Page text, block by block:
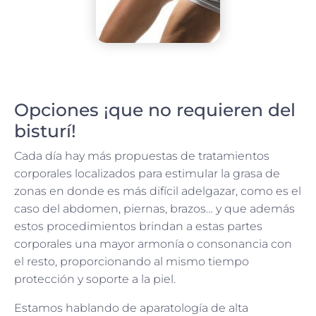
Opciones ¡que no requieren del
bisturí!
Cada día hay más propuestas de tratamientos
corporales localizados para estimular la grasa de
zonas en donde es más difícil adelgazar, como es el
caso del abdomen, piernas, brazos… y que además
estos procedimientos brindan a estas partes
corporales una mayor armonía o consonancia con
el resto, proporcionando al mismo tiempo
protección y soporte a la piel.
Estamos hablando de aparatología de alta